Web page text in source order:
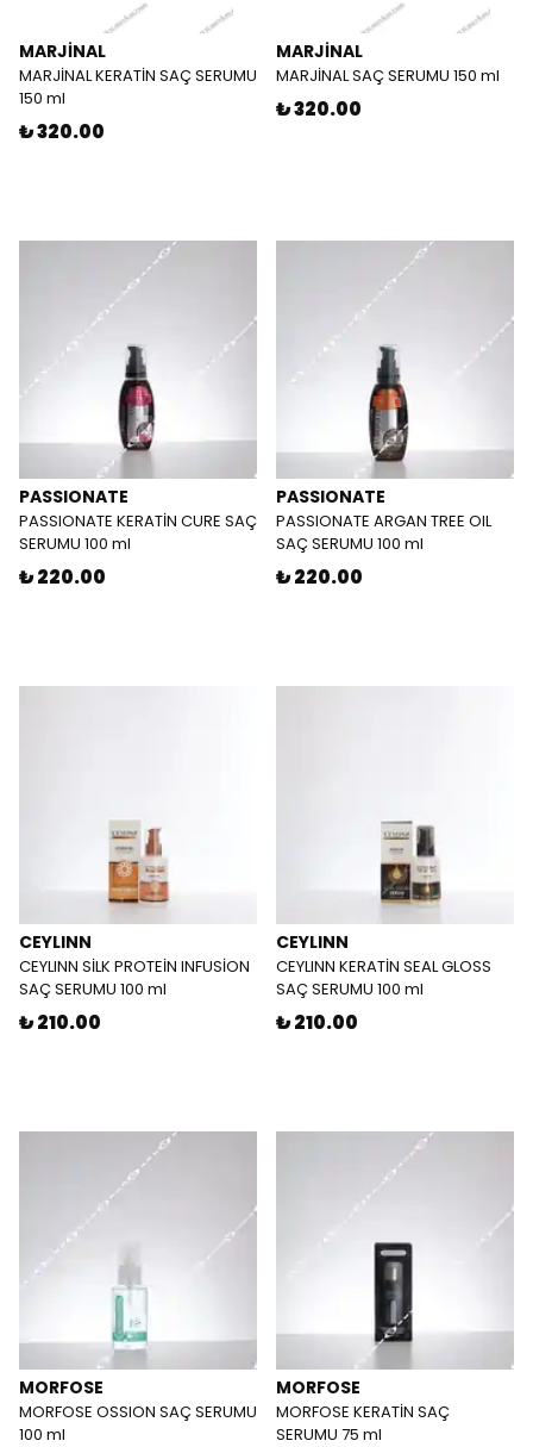
MARJİNAL
MARJİNAL KERATİN SAÇ SERUMU
150 ml
₺ 320.00
MARJİNAL
MARJİNAL SAÇ SERUMU 150 ml
₺ 320.00
PASSIONATE
PASSIONATE KERATİN CURE SAÇ
SERUMU 100 ml
₺ 220.00
PASSIONATE
PASSIONATE ARGAN TREE OIL
SAÇ SERUMU 100 ml
₺ 220.00
CEYLINN
CEYLINN SİLK PROTEİN INFUSİON
SAÇ SERUMU 100 ml
₺ 210.00
CEYLINN
CEYLINN KERATİN SEAL GLOSS
SAÇ SERUMU 100 ml
₺ 210.00
MORFOSE
MORFOSE OSSION SAÇ SERUMU
100 ml
MORFOSE
MORFOSE KERATİN SAÇ
SERUMU 75 ml